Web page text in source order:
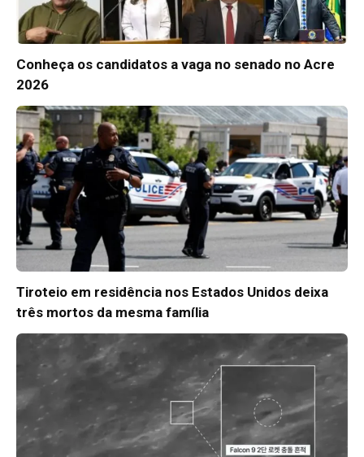
Conheça os candidatos a vaga no senado no Acre
2026
Tiroteio em residência nos Estados Unidos deixa
três mortos da mesma família